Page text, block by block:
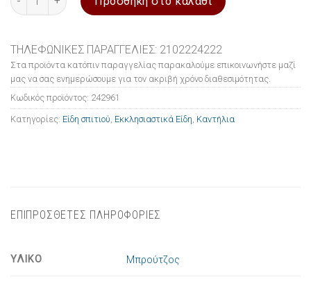
ΤΗΛΕΦΩΝΙΚΕΣ ΠΑΡΑΓΓΕΛΙΕΣ: 2102224222
Στα προϊόντα κατόπιν παραγγελίας παρακαλούμε επικοινωνήστε μαζί
μας να σας ενημερώσουμε για τον ακριβή χρόνο διαθεσιμότητας.
Κωδικός προϊόντος: 242961
Κατηγορίες: Είδη σπιτιού Εκκλησιαστικά Είδη Καντήλια
ΕΠΙΠΡΟΣΘΕΤΕΣ ΠΛΗΡΟΦΟΡΙΕΣ
ΥΛΙΚΟ Μπρούτζος